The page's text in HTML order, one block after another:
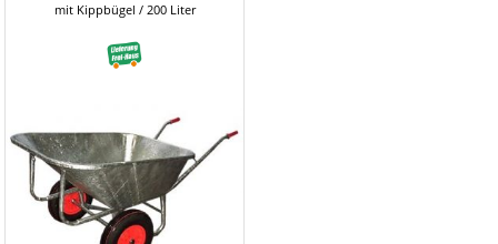
mit Kippbügel / 200 Liter